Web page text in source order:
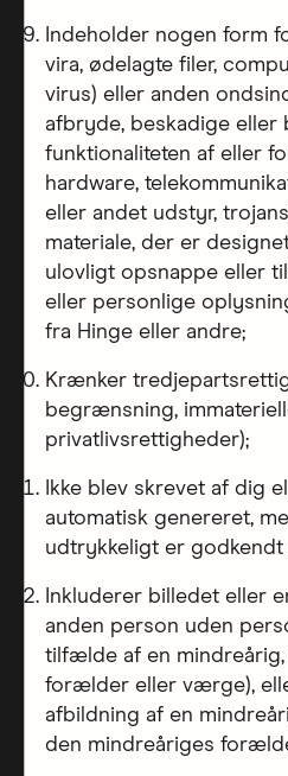
Indeholder nogen form
vira, ødelagte filer,
virus) eller anden
afbryde, beskadige
funktionaliteten af eller
hardware,
eller andet udstyr,
materiale, der er
ulovligt opsnappe eller
eller personlige
fra Hinge eller andre;
Krænker
begrænsning,
privatlivsrettigheder);
Ikke blev skrevet af dig
automatisk genereret,
udtrykkeligt er godkendt
Inkluderer billedet eller
anden person uden
tilfælde af en
forælder eller værge),
afbildning af en
den mindreåriges